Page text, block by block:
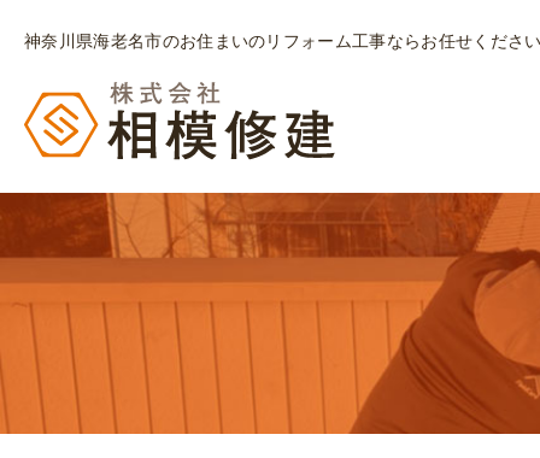
神奈川県海老名市のお住まいのリフォーム工事ならお任せください